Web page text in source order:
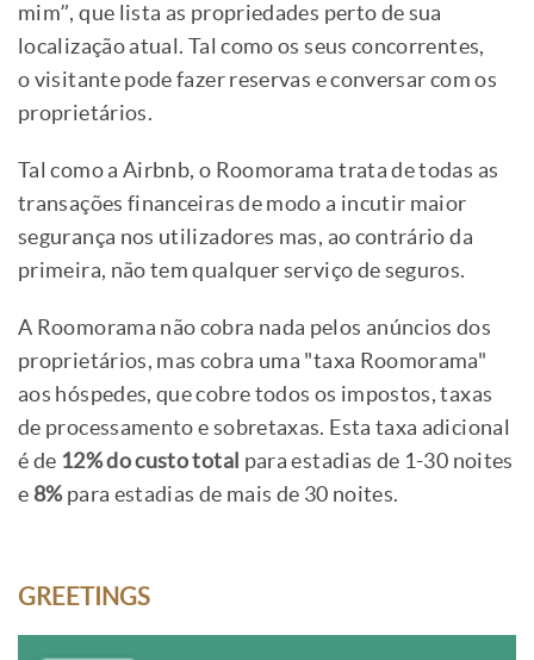
mim”, que lista as propriedades perto de sua
localização atual. Tal como os seus concorrentes,
o visitante pode fazer reservas e conversar com os
proprietários.
Tal como a Airbnb, o Roomorama trata de todas as
transações financeiras de modo a incutir maior
segurança nos utilizadores mas, ao contrário da
primeira, não tem qualquer serviço de seguros.
A Roomorama não cobra nada pelos anúncios dos
proprietários, mas cobra uma "taxa Roomorama"
aos hóspedes, que cobre todos os impostos, taxas
de processamento e sobretaxas. Esta taxa adicional
é de 12% do custo total para estadias de 1-30 noites
e 8%para estadias de mais de 30 noites.
GREETINGS